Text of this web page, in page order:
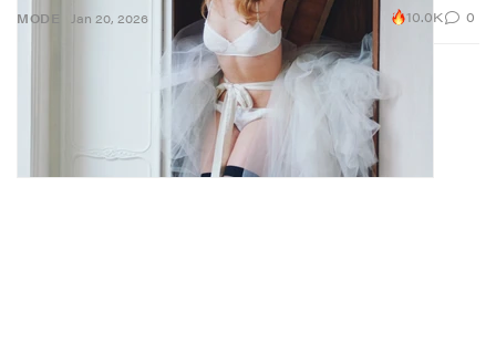
MODE Jan 20, 2026 10.0K 0